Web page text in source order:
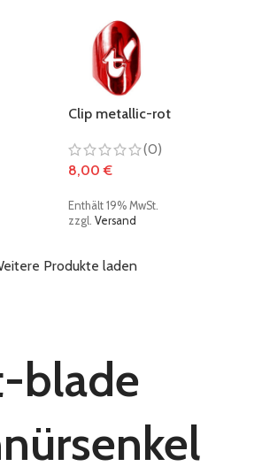
Clip metallic-rot
(0)
8,00€
Enthält 19% MwSt.
zzgl. Versand
Produkte laden
blade